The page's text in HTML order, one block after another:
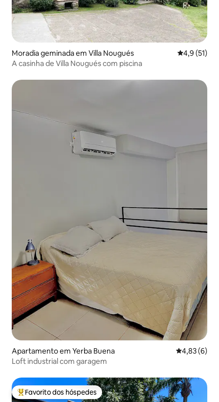
Moradia geminada em Villa Nougués
4,9 (51)
A casinha de Villa Nougués com piscina
Apartamento em Yerba Buena
4,83 (6)
Loft industrial com garagem
Favoritos dos hóspedes mais apreciados
Favorito dos hóspedes